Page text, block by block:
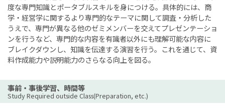
度な専門知識とポータブルスキルを身につける。具体的には、商
学・経営学に関するより専門的なテーマに関して調査・分析した
うえで、専門が異なる他のゼミメンバーを交えてプレゼンテーショ
ンを行うなど、専門的な内容を有識者以外にも理解可能な内容に
ブレイクダウンし、知識を伝達する演習を行う。これを通じて、資
料作成能力や説明能力のさらなる向上を図る。
事前・事後学習、時間等
Study Required outside Class(Preparation, etc.)